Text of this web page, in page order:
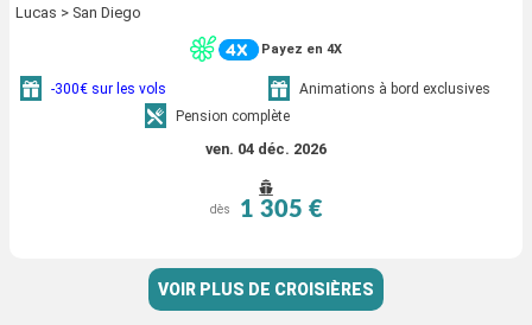
Lucas > San Diego
Payez en 4X
-300€ sur les vols
Animations à bord exclusives
Pension complète
ven. 04 déc. 2026
dès 1 305 €
VOIR PLUS DE CROISIÈRES